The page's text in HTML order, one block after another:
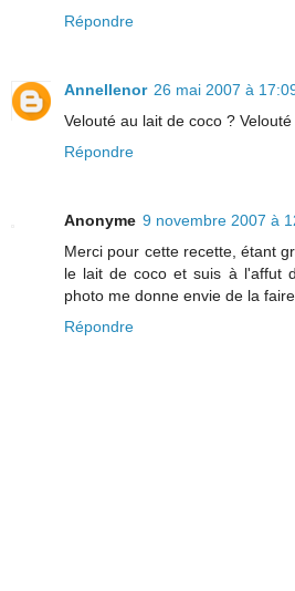
Répondre
Annellenor 26 mai 2007 à
Velouté au lait de coco ?
Répondre
Anonyme 9 novembre 2007 à
Merci pour cette recette, étant
le lait de coco et suis à l'affut
photo me donne envie de la
Répondre